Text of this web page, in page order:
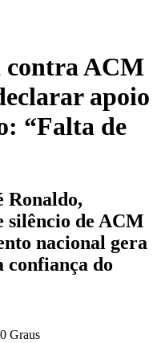
contra ACM
apoio
“Falta de
Ronaldo,
de ACM
nacional gera
confiança do
Graus